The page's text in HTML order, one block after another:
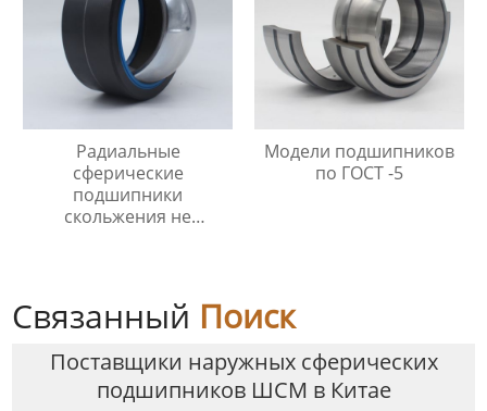
Радиальные
сферические
подшипники
скольжения не
Модели подшипников
по ГОСТ -5
Связанный Поиск
Поставщики наружных сферических
подшипников ШСМ в Китае